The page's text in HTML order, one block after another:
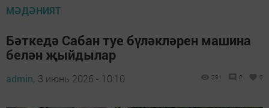
МӘДӘНИЯТ
Бәткедә Сабан туе бүләкләрен машина
белән җыйдылар
admin, 3 июнь 2026 - 10:10 281 0 0